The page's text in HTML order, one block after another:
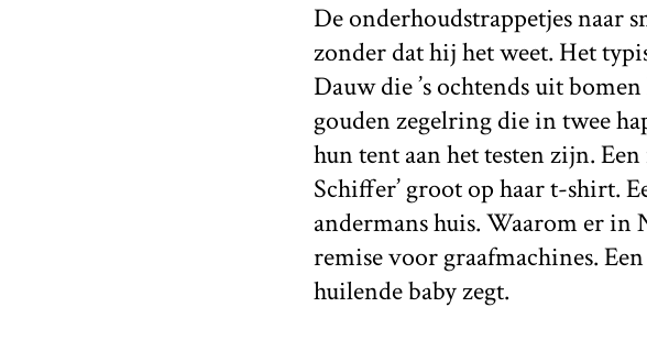
De onderhoudstrappetjes naar
zonder dat hij het weet. Het
Dauw die ’s ochtends uit
gouden zegelring die in twee
hun tent aan het testen zijn.
Schiffer’ groot op haar t-shirt.
andermans huis. Waarom er in
remise voor graafmachines.
huilende baby zegt.